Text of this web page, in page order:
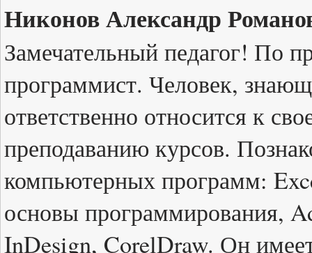
Никонов Александр
Замечательный педагог! По
программист. Человек,
ответственно относится к
преподаванию курсов.
компьютерных программ:
основы программирования,
InDesign, CorelDraw. Он